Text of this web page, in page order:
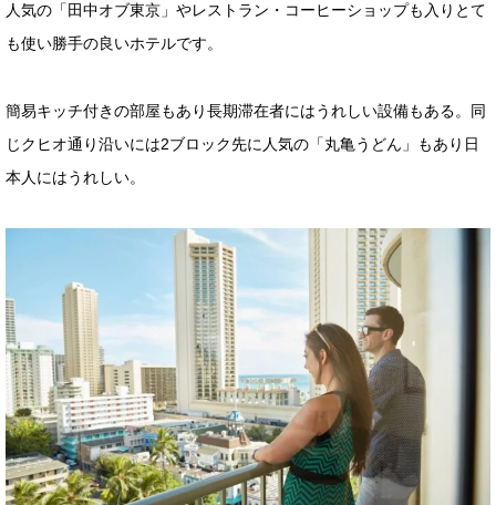
人気の「田中オブ東京」やレストラン・コーヒーショップも入りとて
も使い勝手の良いホテルです。
簡易キッチ付きの部屋もあり長期滞在者にはうれしい設備もある。同
じクヒオ通り沿いには2ブロック先に人気の「丸亀うどん」もあり日
本人にはうれしい。